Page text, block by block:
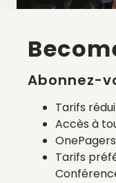
La liste des
de mode
2 août 2026
Abonnez-
Tarifs
Accès à
Tarifs